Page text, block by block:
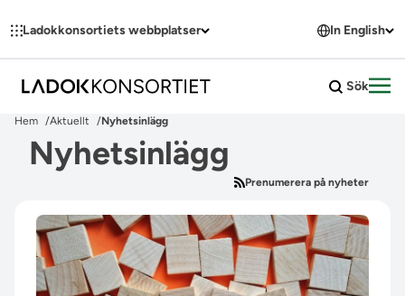
Ladokkonsortiets webbplatser In English
Sök
Hem Aktuellt Nyhetsinlägg
Nyhetsinlägg
Prenumerera på nyheter